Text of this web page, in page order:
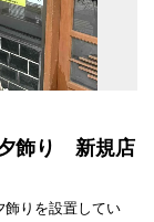
飾り 新規店
飾りを設置してい